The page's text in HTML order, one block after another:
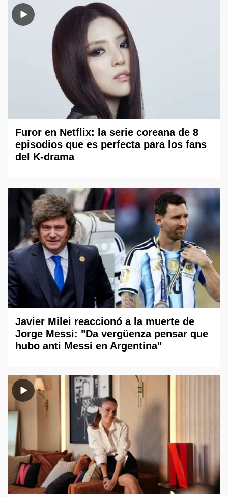
Furor en Netflix: la serie coreana de 8
episodios que es perfecta para los fans
del K-drama
Javier Milei reaccionó a la muerte de
Jorge Messi: "Da vergüenza pensar que
hubo anti Messi en Argentina"